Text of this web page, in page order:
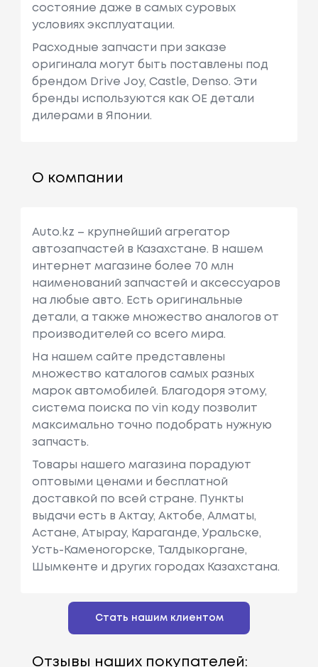
состояние даже в самых суровых
условиях эксплуатации.
Расходные запчасти при заказе
оригинала могут быть поставлены под
брендом Drive Joy, Castle, Denso. Эти
бренды используются как ОЕ детали
дилерами в Японии.
О компании
Auto.kz – крупнейший агрегатор
автозапчастей в Казахстане. В нашем
интернет магазине более 70 млн
наименований запчастей и аксессуаров
на любые авто. Есть оригинальные
детали, а также множество аналогов от
производителей со всего мира.
На нашем сайте представлены
множество каталогов самых разных
марок автомобилей. Благодоря этому,
система поиска по vin коду позволит
максимально точно подобрать нужную
запчасть.
Товары нашего магазина порадуют
оптовыми ценами и бесплатной
доставкой по всей стране. Пункты
выдачи есть в Актау, Актобе, Алматы,
Астане, Атырау, Караганде, Уральске,
Усть-Каменогорске, Талдыкоргане,
Шымкенте и других городах Казахстана.
Стать нашим клиентом
Отзывы наших покупателей: